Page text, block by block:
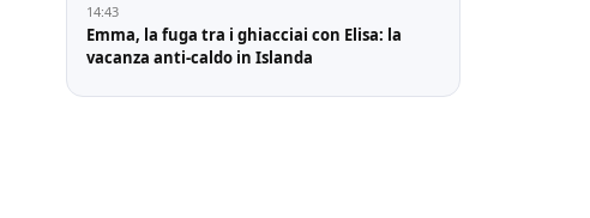
14:43
Emma, la fuga tra i ghiacciai con Elisa: la
vacanza anti-caldo in Islanda